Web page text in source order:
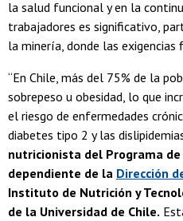
la salud funcional y en la
trabajadores es significativo,
la minería, donde las
“En Chile, más del 75% de la
sobrepeso u obesidad, lo que
el riesgo de enfermedades
diabetes tipo 2 y las
nutricionista del Programa
dependiente de la Dirección
Instituto de Nutrición y
de la Universidad de Chile.